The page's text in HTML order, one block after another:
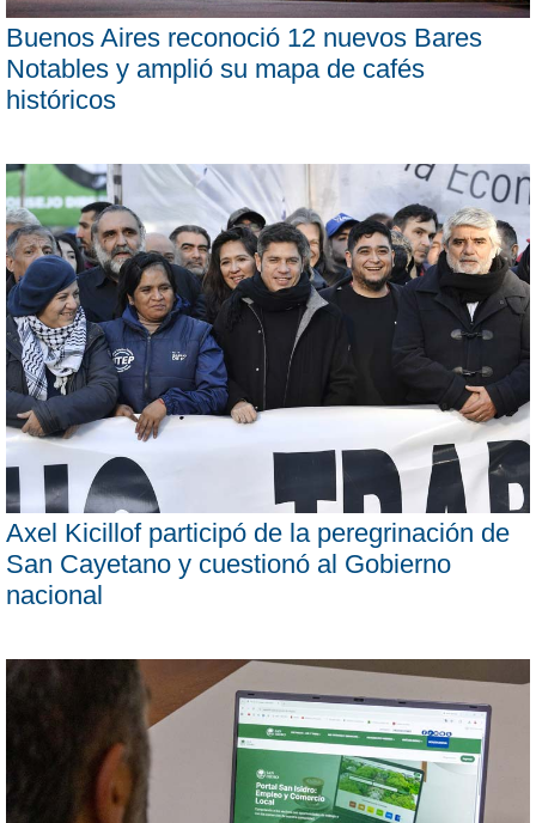
Buenos Aires reconoció 12 nuevos Bares
Notables y amplió su mapa de cafés
históricos
Axel Kicillof participó de la peregrinación de
San Cayetano y cuestionó al Gobierno
nacional